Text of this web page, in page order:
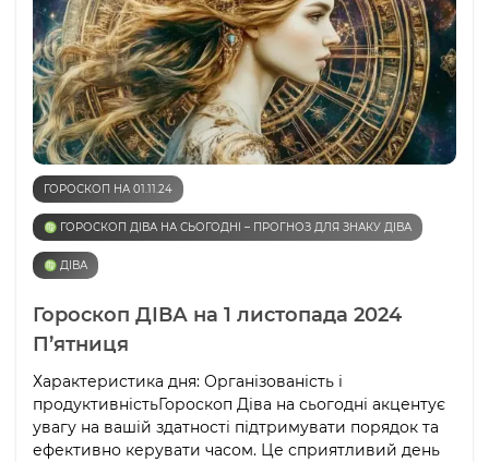
ГОРОСКОП НА 01.11.24
♍️ ГОРОСКОП ДІВА НА СЬОГОДНІ – ПРОГНОЗ ДЛЯ ЗНАКУ ДІВА
♍️ ДІВА
Гороскоп ДІВА на 1 листопада 2024
П’ятниця
Характеристика дня: Організованість і
продуктивністьГороскоп Діва на сьогодні акцентує
увагу на вашій здатності підтримувати порядок та
ефективно керувати часом. Це сприятливий день